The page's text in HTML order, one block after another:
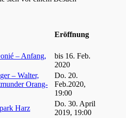
Eröffnung
– Anfang,
bis 16. Feb.
2020
– Walter,
Orang-
Do. 20.
Feb.2020,
19:00
Harz
Do. 30. April
2019, 19:00